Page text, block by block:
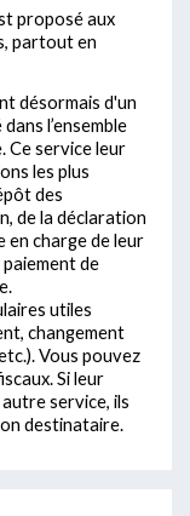
proposé aux
partout en
désormais d'un
l’ensemble
Ce service leur
les plus
des
de la déclaration
en charge de leur
paiement de
utiles
changement
Vous pouvez
Si leur
service, ils
destinataire.